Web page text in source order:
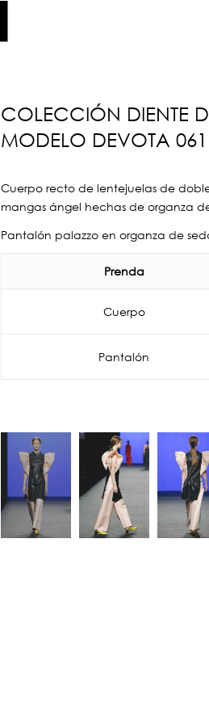
COLECCIÓN DIENTE
MODELO DEVOTA 061
Cuerpo recto de lentejuelas de
mangas ángel hechas de organza
Pantalón palazzo en organza de
Prenda
Cuerpo
Pantalón